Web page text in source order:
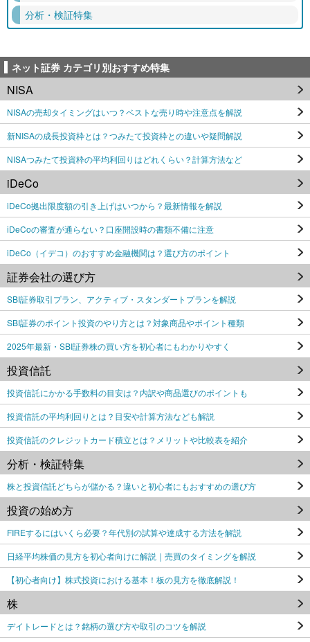
分析・検証特集
ネット証券 カテゴリ別おすすめ特集
NISA
NISAの売却タイミングはいつ？ベストな売り時や注意点を解説
新NISAの成長投資枠とは？つみたて投資枠との違いや疑問解説
NISAつみたて投資枠の平均利回りはどれくらい？計算方法など
iDeCo
iDeCo拠出限度額の引き上げはいつから？最新情報を解説
iDeCoの審査が通らない？口座開設時の書類不備に注意
iDeCo（イデコ）のおすすめ金融機関は？選び方のポイント
証券会社の選び方
SBI証券取引プラン、アクティブ・スタンダートプランを解説
SBI証券のポイント投資のやり方とは？対象商品やポイント種類
2025年最新・SBI証券株の買い方を初心者にもわかりやすく
投資信託
投資信託にかかる手数料の目安は？内訳や商品選びのポイントも
投資信託の平均利回りとは？目安や計算方法なども解説
投資信託のクレジットカード積立とは？メリットや比較表を紹介
分析・検証特集
株と投資信託どちらが儲かる？違いと初心者にもおすすめの選び方
投資の始め方
FIREするにはいくら必要？年代別の試算や達成する方法を解説
日経平均株価の見方を初心者向けに解説｜売買のタイミングを解説
【初心者向け】株式投資における基本！板の見方を徹底解説！
株
デイトレードとは？銘柄の選び方や取引のコツを解説